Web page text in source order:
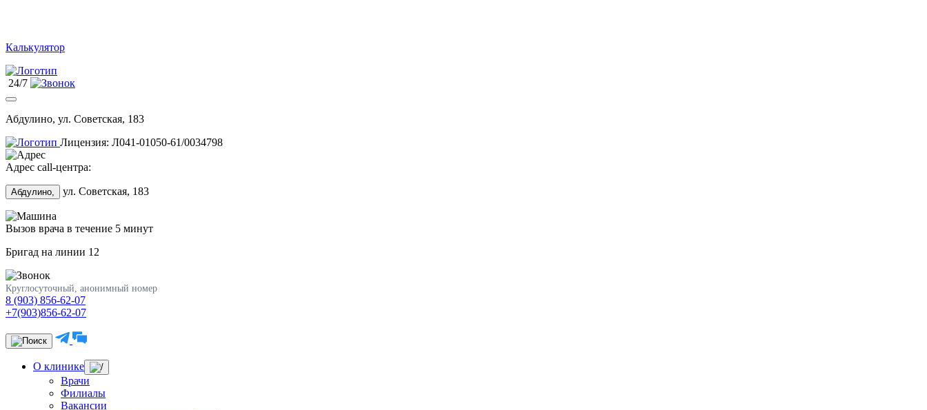
Калькулятор
24/7
Абдулино, ул. Советская, 183
Лицензия: Л041-01050-61/0034798
Адрес call-центра:
Абдулино, ул. Советская, 183
Вызов врача в течение 5 минут
Бригад на линии 12
Круглосуточный, анонимный номер
8 (903) 856-62-07
+7(903)856-62-07
О клинике
Врачи
Филиалы
Вакансии